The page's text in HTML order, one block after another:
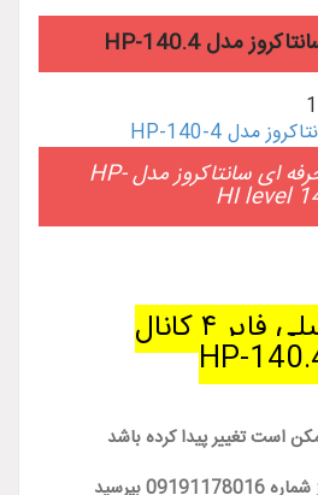
آمپلی فایر ۴ کانال حرفه ای سانتاکروز مدل HP-
خرید اینترنتی آمپلی فایر ۴ کانال
است تغییر پیدا کرده باشد
بپرسید